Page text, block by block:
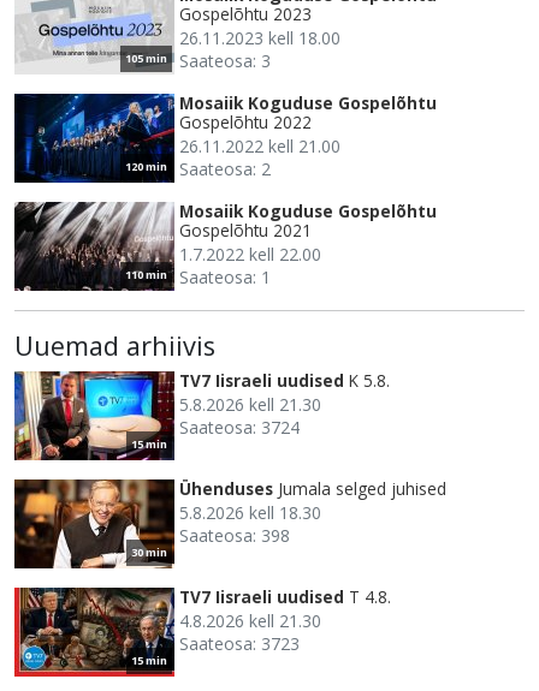
105 min
Gospelõhtu 2023
26.11.2023 kell 18.00
Saateosa: 3
120 min
Mosaiik Koguduse Gospelõhtu
Gospelõhtu 2022
26.11.2022 kell 21.00
Saateosa: 2
110 min
Mosaiik Koguduse Gospelõhtu
Gospelõhtu 2021
1.7.2022 kell 22.00
Saateosa: 1
Uuemad arhiivis
15 min
TV7 Iisraeli uudised K 5.8.
5.8.2026 kell 21.30
Saateosa: 3724
30 min
Ühenduses Jumala selged juhised
5.8.2026 kell 18.30
Saateosa: 398
15 min
TV7 Iisraeli uudised T 4.8.
4.8.2026 kell 21.30
Saateosa: 3723